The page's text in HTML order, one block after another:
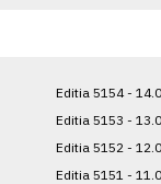
Editia 5154 -
Editia 5153 -
Editia 5152 -
Editia 5151 -